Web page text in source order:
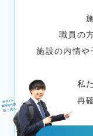
職員の
施設の内情
私
再